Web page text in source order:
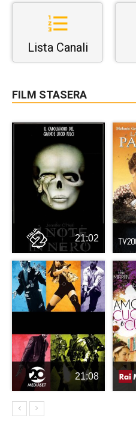
Lista Canali
FILM STASERA
21:02
21:08